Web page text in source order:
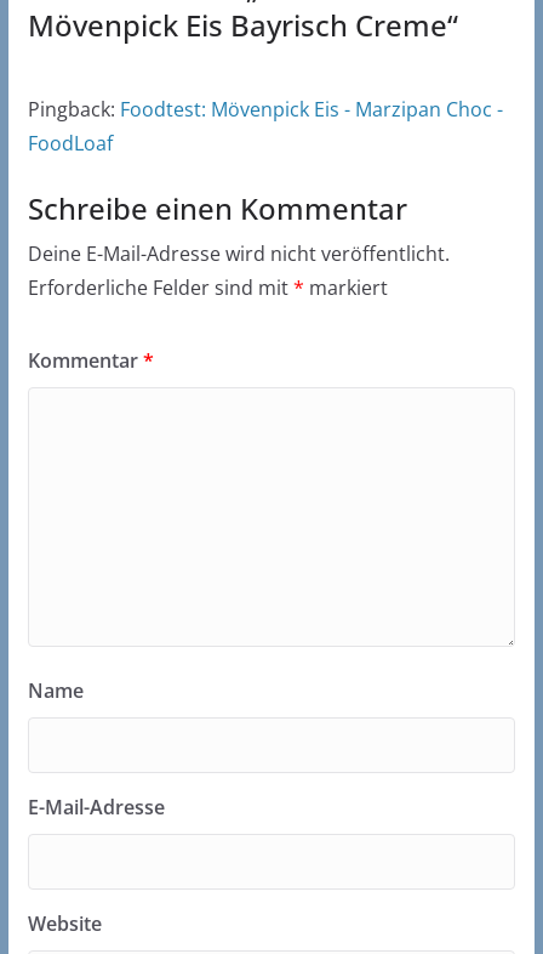
Mövenpick Eis Bayrisch Creme“
Pingback: Foodtest: Mövenpick Eis - Marzipan Choc -
FoodLoaf
Schreibe einen Kommentar
Deine E-Mail-Adresse wird nicht veröffentlicht.
Erforderliche Felder sind mit* markiert
Kommentar*
Name
E-Mail-Adresse
Website